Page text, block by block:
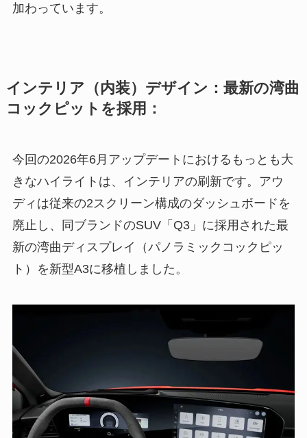
加わっています。
インテリア（内装）デザイン：最新の湾曲
コックピットを採用：
今回の2026年6月アップデートにおけるもっとも大
きなハイライトは、インテリアの刷新です。アウ
ディは従来の2スクリーン構成のダッシュボードを
廃止し、同ブランドのSUV「Q3」に採用された最
新の湾曲ディスプレイ（パノラミックコックピッ
ト）を新型A3に移植しました。